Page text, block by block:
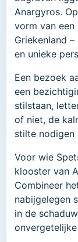
Anargyros.
vorm van een
Griekenland
en unieke
Een bezoek
een
stilstaan,
of niet, de
stilte
Voor wie
klooster van
Combineer
nabijgelegen
in de